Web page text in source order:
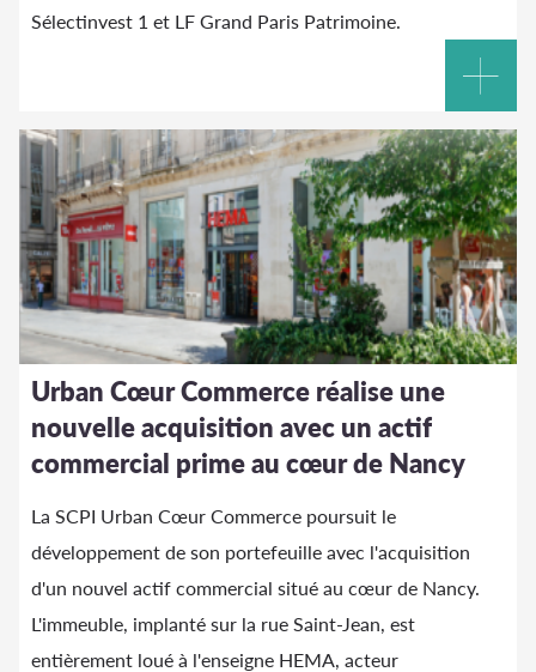
Sélectinvest 1 et LF Grand Paris Patrimoine.
Urban Cœur Commerce réalise une
nouvelle acquisition avec un actif
commercial prime au cœur de Nancy
La SCPI Urban Cœur Commerce poursuit le
développement de son portefeuille avec l'acquisition
d'un nouvel actif commercial situé au cœur de Nancy.
L'immeuble, implanté sur la rue Saint-Jean, est
entièrement loué à l'enseigne HEMA, acteur